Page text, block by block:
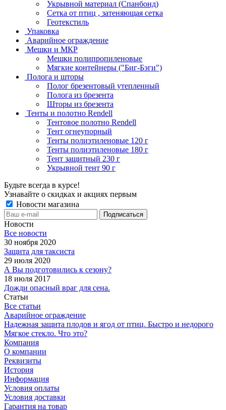
Укрывной материал (Спанбонд)
Сетка от птиц , затеняющая сетка
Геотекстиль
Упаковка
Аварийное ограждение
Мешки и МКР
Мешки полипропиленовые
Мягкие контейнеры ("Биг-Бэги")
Полога и шторы
Полог брезентовый утепленный
Полога из брезента
Шторы из брезента
Тенты и полотно Rendell
Тентовое полотно Rendell
Тент огнеупорный
Тенты полиэтиленовые 120 г
Тенты полиэтиленовые 180 г
Тент защитный 230 г
Укрывной тент 90 г
Будьте всегда в курсе!
Узнавайте о скидках и акциях первым
Новости магазина
Новости
Все новости
30 ноября 2020
Защита для таксиста
29 июля 2020
А Вы подготовились к сезону?
18 июля 2017
Дожди опасный враг для сена.
Статьи
Все статьи
Аварийное ограждение
Надежная защита плодов и ягод от птиц. Быстро и недорого
Мягкое стекло. Что это?
Компания
О компании
Реквизиты
История
Информация
Условия оплаты
Условия доставки
Гарантия на товар